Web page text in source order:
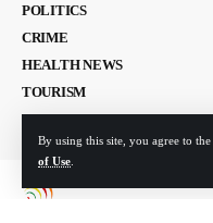
By using this site, you agree to the
of Use
POLITICS
CRIME
HEALTH NEWS
TOURISM